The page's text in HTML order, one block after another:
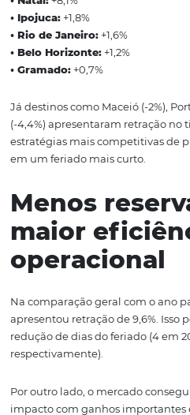
Foz do Iguaçu ultrapassou
período, enquanto Belo
Curitiba.
Crescimento
médio
Alguns mercados também
das reservas:
• São Paulo:+19,5%
• Natal:+8,1%
• Ipojuca: +1,8%
• Rio de Janeiro:
+1,6%
• Gramado: +0,7%